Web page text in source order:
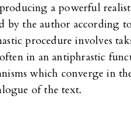
a powerful
by the author according
procedure involves
in an antiphrastic
which converge in
of the text.